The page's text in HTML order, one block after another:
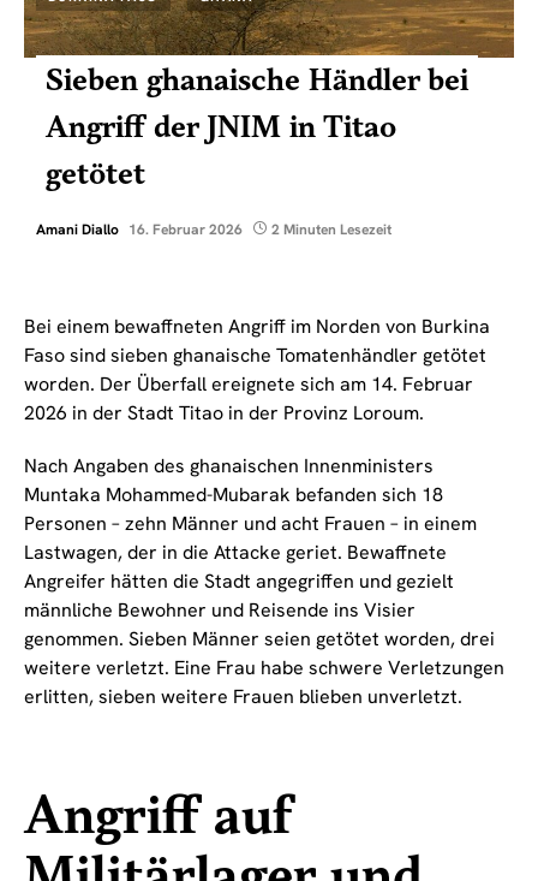
Sieben ghanaische Händler bei
Angriff der JNIM in Titao
getötet
Amani Diallo 16. Februar 2026 2 Minuten Lesezeit
Bei einem bewaffneten Angriff im Norden von Burkina
Faso sind sieben ghanaische Tomatenhändler getötet
worden. Der Überfall ereignete sich am 14. Februar
2026 in der Stadt Titao in der Provinz Loroum.
Nach Angaben des ghanaischen Innenministers
Muntaka Mohammed-Mubarak befanden sich 18
Personen – zehn Männer und acht Frauen – in einem
Lastwagen, der in die Attacke geriet. Bewaffnete
Angreifer hätten die Stadt angegriffen und gezielt
männliche Bewohner und Reisende ins Visier
genommen. Sieben Männer seien getötet worden, drei
weitere verletzt. Eine Frau habe schwere Verletzungen
erlitten, sieben weitere Frauen blieben unverletzt.
Angriff auf